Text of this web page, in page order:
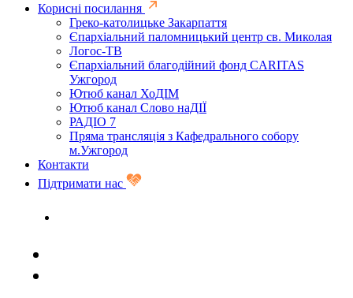
Корисні посилання
Греко-католицьке Закарпаття
Єпархіальний паломницький центр св. Миколая
Логос-ТВ
Єпархіальний благодійний фонд CARITAS
Ужгород
Ютюб канал ХоДІМ
Ютюб канал Слово наДІЇ
РАДІО 7
Пряма трансляція з Кафедрального собору
м.Ужгород
Контакти
Підтримати нас